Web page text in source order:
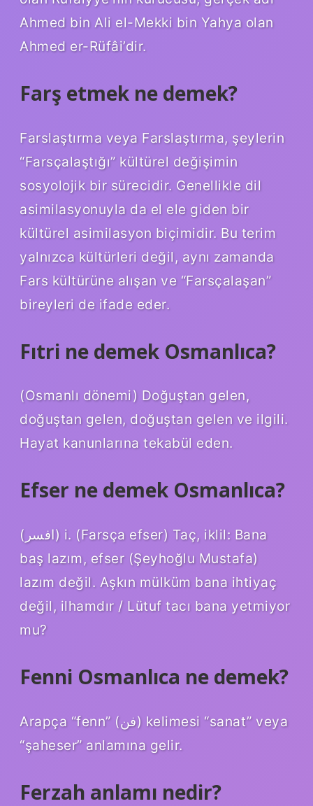
Ahmed bin Ali el-Mekki bin Yahya olan
Ahmed er-Rüfâi’dir.
Farş etmek ne demek?
Farslaştırma veya Farslaştırma, şeylerin
“Farsçalaştığı” kültürel değişimin
sosyolojik bir sürecidir. Genellikle dil
asimilasyonuyla da el ele giden bir
kültürel asimilasyon biçimidir. Bu terim
yalnızca kültürleri değil, aynı zamanda
Fars kültürüne alışan ve “Farsçalaşan”
bireyleri de ifade eder.
Fıtri ne demek Osmanlıca?
(Osmanlı dönemi) Doğuştan gelen,
doğuştan gelen, doğuştan gelen ve ilgili.
Hayat kanunlarına tekabül eden.
Efser ne demek Osmanlıca?
(ﺍﻓﺴﺮ) i. (Farsça efser) Taç, iklil: Bana
baş lazım, efser (Şeyhoğlu Mustafa)
lazım değil. Aşkın mülküm bana ihtiyaç
değil, ilhamdır / Lütuf tacı bana yetmiyor
mu?
Fenni Osmanlıca ne demek?
Arapça “fenn” (فن) kelimesi “sanat” veya
“şaheser” anlamına gelir.
Ferzah anlamı nedir?